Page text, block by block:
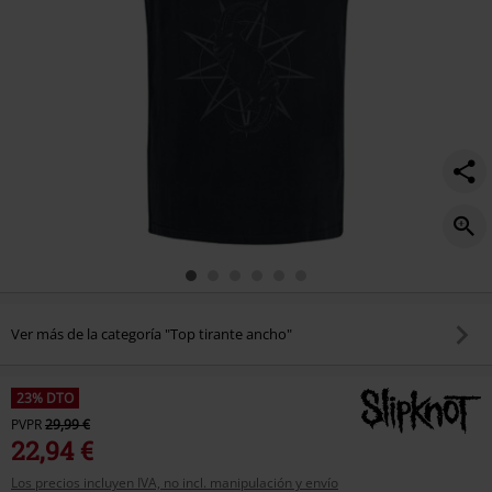
Ver más de la categoría "Top tirante ancho"
23% DTO
PVPR29,99 €
22,94 €
Los precios incluyen IVA, no incl. manipulación y envío